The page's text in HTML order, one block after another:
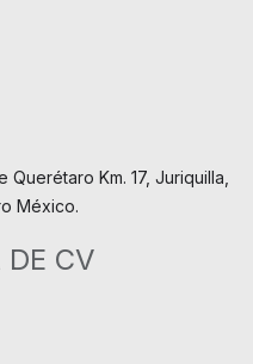
Km. 17, Juriquilla,
México.
DE CV